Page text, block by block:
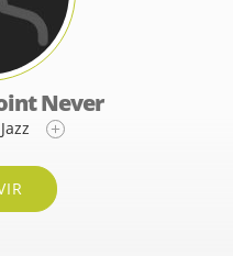
Never
Jazz